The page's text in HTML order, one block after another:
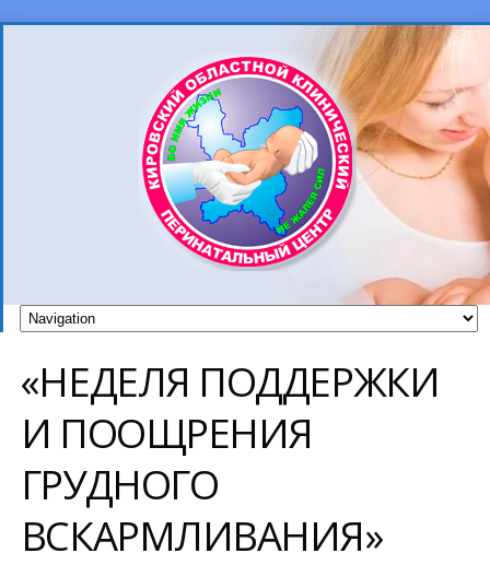
«НЕДЕЛЯ ПОДДЕРЖКИ
И ПООЩРЕНИЯ
ГРУДНОГО
ВСКАРМЛИВАНИЯ»